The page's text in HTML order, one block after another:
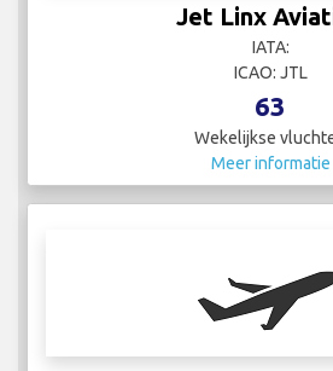
Jet Linx
IATA:
ICAO: JTL
63
Wekelijkse
Meer informatie